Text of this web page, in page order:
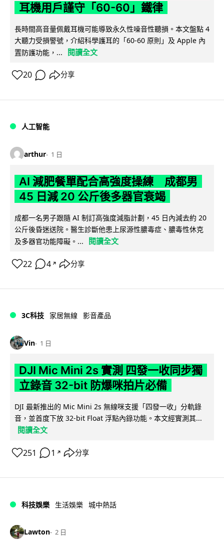
耳機用戶謹守「60-60」鐵律
長時間高音量佩戴耳機可能導致永久性噪音性聽損。本文盤點 4
大聽力受損警號，介紹科學護耳的「60-60 原則」及 Apple 內
置防護功能，...
閱讀全文
20 分享
人工智能
arthur 1 日
AI 減肥餐單配合高強度操練 成都男
45 日減 20 公斤後多器官衰竭
成都一名男子跟隨 AI 制訂高強度減脂計劃，45 日內減去約 20
公斤後昏迷送院。醫生診斷他患上尿源性膿毒症、膿毒性休克
及多器官功能障礙。...
閱讀全文
22 4 ↗ 分享
3C科技 家居無線 影音產品
Vin 1 日
DJI Mic Mini 2s 實測 四發一收同步獨
立錄音 32-bit 防爆咪拍片必備
DJI 最新推出的 Mic Mini 2s 無線咪支援「四發一收」分軌錄
音，並首度下放 32-bit Float 浮點內錄功能。本文經實測其...
閱讀全文
251 1 ↗ 分享
科技娛樂 生活娛樂 城中熱話
Lawton 2 日